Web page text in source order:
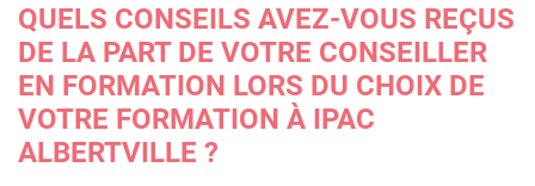
QUELS CONSEILS AVEZ-VOUS REÇUS
DE LA PART DE VOTRE CONSEILLER
EN FORMATION LORS DU CHOIX DE
VOTRE FORMATION À IPAC
ALBERTVILLE ?